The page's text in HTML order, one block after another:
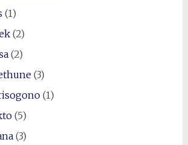
(1)
(2)
(2)
(3)
(1)
(5)
(3)